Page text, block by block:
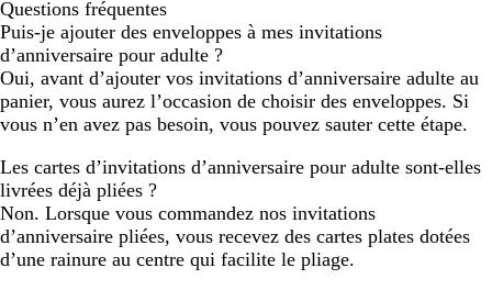
Questions fréquentes
Puis-je ajouter des enveloppes à mes invitations
d’anniversaire pour adulte ?
Oui, avant d’ajouter vos invitations d’anniversaire adulte au
panier, vous aurez l’occasion de choisir des enveloppes. Si
vous n’en avez pas besoin, vous pouvez sauter cette étape.
Les cartes d’invitations d’anniversaire pour adulte sont-elles
livrées déjà pliées ?
Non. Lorsque vous commandez nos invitations
d’anniversaire pliées, vous recevez des cartes plates dotées
d’une rainure au centre qui facilite le pliage.